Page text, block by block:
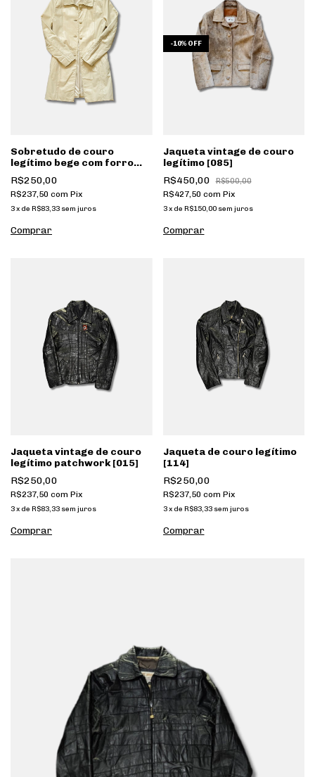
Sobretudo de couro
legítimo bege com forro
pérola [142]
R$250,00
R$237,50 com Pix
3x de R$83,33 sem juros
-10% OFF
Jaqueta vintage de couro
legítimo [085]
R$450,00
R$500,00
R$427,50 com Pix
3 x de R$150,00 sem juros
Jaqueta vintage de couro
legítimo patchwork [015]
R$250,00
R$237,50 com Pix
3x de R$83,33 sem juros
Jaqueta de couro legítimo
[114]
R$250,00
R$237,50 com Pix
3 x de R$83,33 sem juros